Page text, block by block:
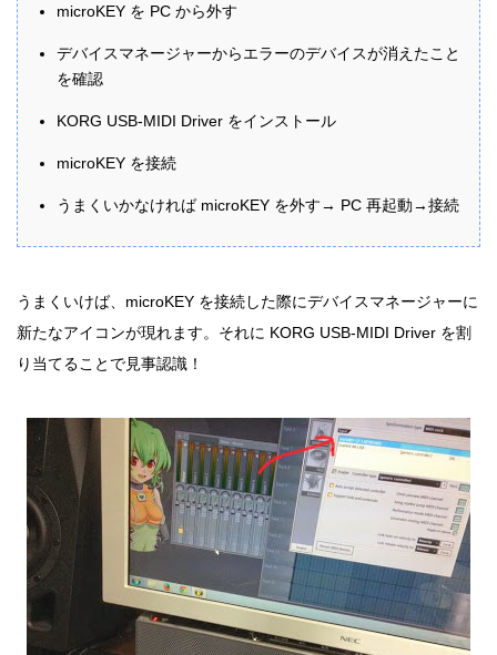
microKEY を PC から外す
デバイスマネージャーからエラーのデバイスが消えたこと
を確認
KORG USB-MIDI Driver をインストール
microKEY を接続
うまくいかなければ microKEY を外す→ PC 再起動→接続
うまくいけば、microKEY を接続した際にデバイスマネージャーに
新たなアイコンが現れます。それに KORG USB-MIDI Driver を割
り当てることで見事認識！